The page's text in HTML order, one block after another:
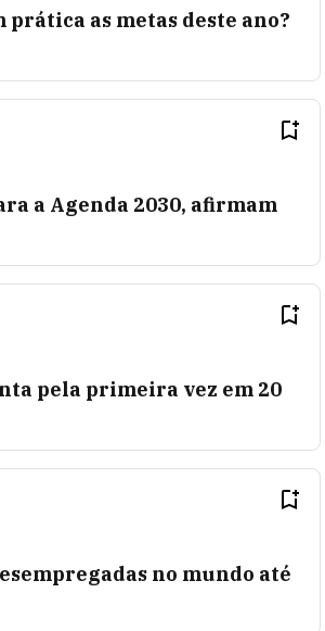
as metas deste ano?
a Agenda 2030, afirmam
pela primeira vez em 20
no mundo até